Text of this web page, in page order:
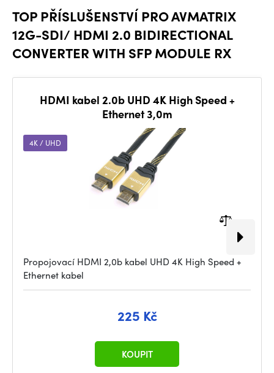
TOP PŘÍSLUŠENSTVÍ PRO AVMATRIX
12G-SDI/ HDMI 2.0 BIDIRECTIONAL
CONVERTER WITH SFP MODULE RX
HDMI kabel 2.0b UHD 4K High Speed +
Ethernet 3,0m
4K / UHD
Propojovací HDMI 2,0b kabel UHD 4K High Speed +
Ethernet kabel
225 Kč
KOUPIT